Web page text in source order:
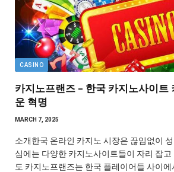
CASINO
카지노프랜즈 – 한국 카지노사이트
운 혁명
MARCH 7, 2025
소개한국 온라인 카지노 시장은 끊임없이
심에는 다양한 카지노사이트들이 자리 잡고
도 카지노프랜즈는 한국 플레이어들 사이에